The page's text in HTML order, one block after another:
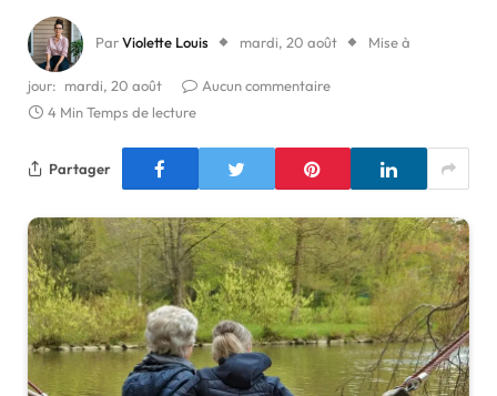
ParViolette Louis mardi, 20 août Mise à
jour: mardi, 20 août
Aucun commentaire
4 Min Temps de lecture
Partager